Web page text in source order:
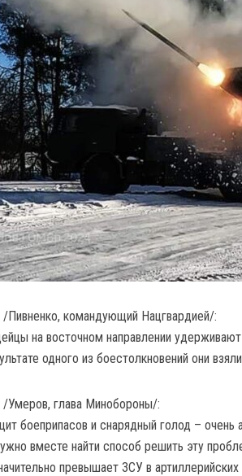
/Пивненко, командующий Нацгвардией/:
на восточном направлении удерживают
одного из боестолкновений они
/Умеров, глава Минобороны/:
боеприпасов и снарядный голод – очень
вместе найти способ решить эту
превышает ЗСУ в артиллерийских